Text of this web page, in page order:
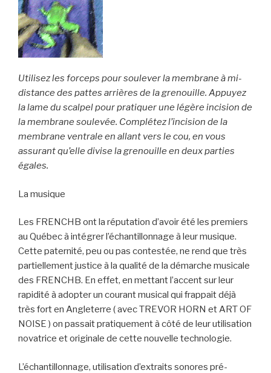
Utilisez les forceps pour soulever la membrane à mi-
distance des pattes arrières de la grenouille. Appuyez
la lame du scalpel pour pratiquer une légère incision de
la membrane soulevée. Complétez l’incision de la
membrane ventrale en allant vers le cou, en vous
assurant qu’elle divise la grenouille en deux parties
égales.
La musique
Les FRENCHB ont la réputation d’avoir été les premiers
au Québec à intégrer l’échantillonnage à leur musique.
Cette paternité, peu ou pas contestée, ne rend que très
partiellement justice à la qualité de la démarche musicale
des FRENCHB. En effet, en mettant l’accent sur leur
rapidité à adopter un courant musical qui frappait déjà
très fort en Angleterre ( avec TREVOR HORN et ART OF
NOISE ) on passait pratiquement à côté de leur utilisation
novatrice et originale de cette nouvelle technologie.
L’échantillonnage, utilisation d’extraits sonores pré-